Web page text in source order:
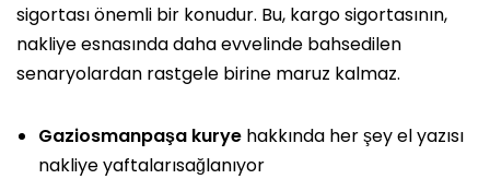
sigortası önemli bir konudur. Bu, kargo sigortasının,
nakliye esnasında daha evvelinde bahsedilen
senaryolardan rastgele birine maruz kalmaz.
Gaziosmanpaşa kurye hakkında her şey el yazısı
nakliye yaftalarısağlanıyor